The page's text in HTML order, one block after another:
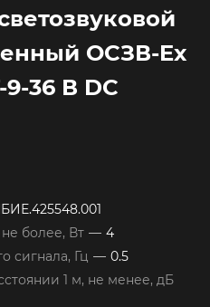
ОСЗВ-Ex
36 В DC
более, Вт — 4
сигнала, Гц — 0.5
1 м, не менее, дБ